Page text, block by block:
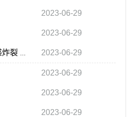
2023-06-29
2023-06-29
2023-06-29
2023-06-29
2023-06-29
2023-06-29